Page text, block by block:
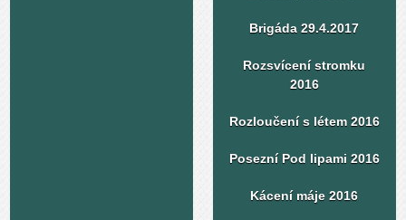
Brigáda 29.4.2017
Rozsvícení stromku
2016
Rozloučení s létem 2016
Posezní Pod lipami 2016
Kácení máje 2016